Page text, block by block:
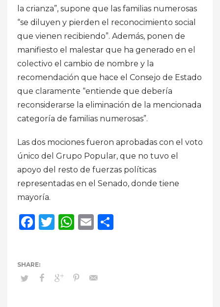
la crianza”, supone que las familias numerosas
“se diluyen y pierden el reconocimiento social
que vienen recibiendo”. Además, ponen de
manifiesto el malestar que ha generado en el
colectivo el cambio de nombre y la
recomendación que hace el Consejo de Estado
que claramente “entiende que debería
reconsiderarse la eliminación de la mencionada
categoría de familias numerosas”.
Las dos mociones fueron aprobadas con el voto
único del Grupo Popular, que no tuvo el
apoyo del resto de fuerzas políticas
representadas en el Senado, donde tiene
mayoría.
Facebook
Twitter
WhatsApp
Email